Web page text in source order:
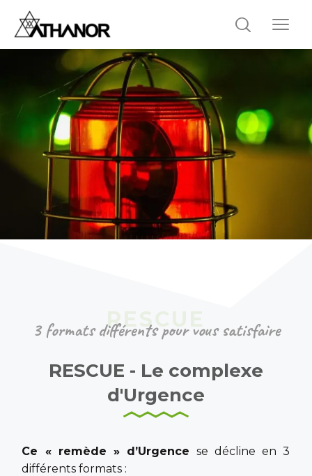
3 formats différents pour vous satisfaire
RESCUE - Le complexe
d'Urgence
Ce « remède » d’Urgence se décline en 3
différents formats :